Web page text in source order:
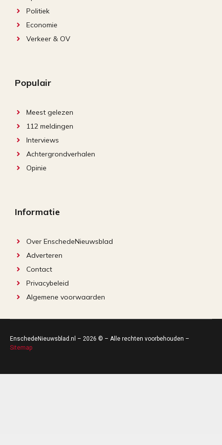
Politiek
Economie
Verkeer & OV
Populair
Meest gelezen
112 meldingen
Interviews
Achtergrondverhalen
Opinie
Informatie
Over EnschedeNieuwsblad
Adverteren
Contact
Privacybeleid
Algemene voorwaarden
EnschedeNieuwsblad.nl – 2026 © – Alle rechten voorbehouden –
Sitemap